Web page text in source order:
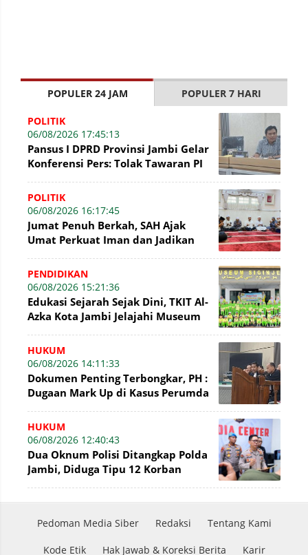
POPULER 24 JAM POPULER 7 HARI
POLITIK
06/08/2026 17:45:13
Pansus I DPRD Provinsi Jambi Gelar
Konferensi Pers: Tolak Tawaran PI
POLITIK
06/08/2026 16:17:45
Jumat Penuh Berkah, SAH Ajak
Umat Perkuat Iman dan Jadikan
Membangun Bangsa
PENDIDIKAN
06/08/2026 15:21:36
Edukasi Sejarah Sejak Dini, TKIT Al-
Azka Kota Jambi Jelajahi Museum
HUKUM
06/08/2026 14:11:33
Dokumen Penting Terbongkar, PH :
Dugaan Mark Up di Kasus Perumda
HUKUM
06/08/2026 12:40:43
Dua Oknum Polisi Ditangkap Polda
Jambi, Diduga Tipu 12 Korban
Pedoman Media Siber Redaksi Tentang Kami
Kode Etik Hak Jawab & Koreksi Berita Karir